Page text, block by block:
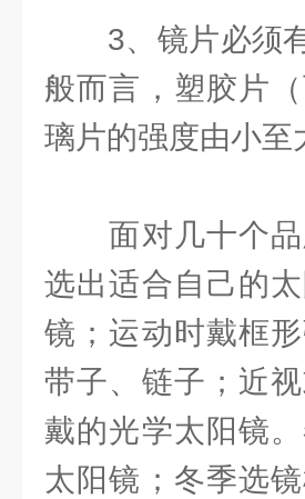
3、镜片必须有
般而言，塑胶片
璃片的强度由小至
面对几十个品
选出适合自己的
镜；运动时戴框
带子、链子；近
戴的光学太阳镜
太阳镜；冬季选